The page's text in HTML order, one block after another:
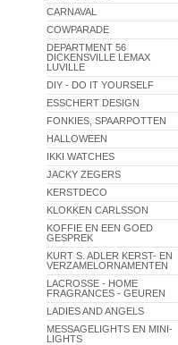
CARNAVAL
COWPARADE
DEPARTMENT 56
DICKENSVILLE LEMAX
LUVILLE
DIY - DO IT YOURSELF
ESSCHERT DESIGN
FONKIES, SPAARPOTTEN
HALLOWEEN
IKKI WATCHES
JACKY ZEGERS
KERSTDECO
KLOKKEN CARLSSON
KOFFIE EN EEN GOED
GESPREK
KURT S. ADLER KERST- EN
VERZAMELORNAMENTEN
LACROSSE - HOME
FRAGRANCES - GEUREN
LADIES AND ANGELS
MESSAGELIGHTS EN MINI-
LIGHTS